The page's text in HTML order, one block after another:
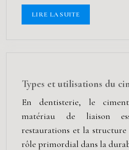
LIRE LA SUITE
Types et utilisations du
En dentisterie, le
matériau de liaison
restaurations et la
rôle primordial dans la